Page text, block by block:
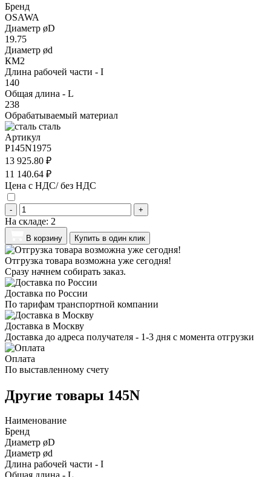
Бренд
OSAWA
Диаметр øD
19.75
Диаметр ød
КМ2
Длина рабочей части - I
140
Общая длина - L
238
Обрабатываемый материал
сталь
Артикул
P145N1975
13 925.80 ₽
11 140.64 ₽
Цена с НДС/ без НДС
- +
На складе: 2
В корзину Купить в один клик
Отгрузка товара возможна уже сегодня!
Сразу начнем собирать заказ.
Доставка по России
По тарифам транспортной компании
Доставка в Москву
Доставка до адреса получателя - 1-3 дня с момента отгрузки
Оплата
По выставленному счету
Другие товары 145N
Наименование
Бренд
Диаметр øD
Диаметр ød
Длина рабочей части - I